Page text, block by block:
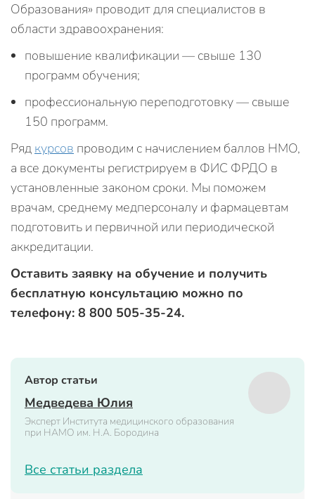
Образования» проводит для специалистов в
области здравоохранения:
повышение квалификации — свыше 130
программ обучения;
профессиональную переподготовку — свыше
150 программ.
Ряд курсов проводим с начислением баллов НМО,
а все документы регистрируем в ФИС ФРДО в
установленные законом сроки. Мы поможем
врачам, среднему медперсоналу и фармацевтам
подготовить и первичной или периодической
аккредитации.
Оставить заявку на обучение и получить
бесплатную консультацию можно по
телефону: 8 800 505-35-24.
Автор статьи
Медведева Юлия
Эксперт Института медицинского образования
при НАМО им. Н.А. Бородина
Все статьи раздела